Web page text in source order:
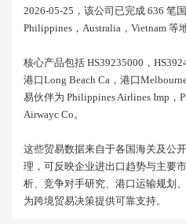
2026-05-25，该公司已完成 636 笔
Philippines，australia，vietnam 等地
核心产品包括 HS39235000，
港口long Beach Ca，港口
易伙伴为 Philippines Airlines Imp，
Airwayc Co。
这些贸易数据来自于各国海关及公
理，可反映企业进出口趋势与主要
析、竞争对手研究、港口运输规划
为跨境贸易决策提供可靠支持。